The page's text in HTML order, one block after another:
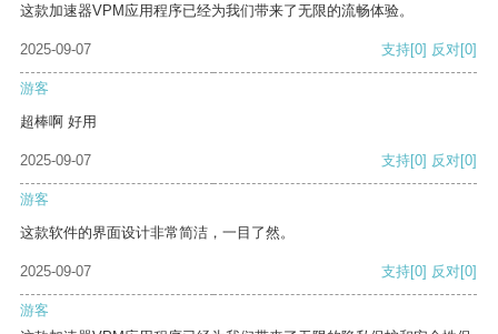
这款加速器VPM应用程序已经为我们带来了无限的流畅体验。
2025-09-07 支持[0] 反对[0]
游客
超棒啊 好用
2025-09-07 支持[0] 反对[0]
游客
这款软件的界面设计非常简洁，一目了然。
2025-09-07 支持[0] 反对[0]
游客